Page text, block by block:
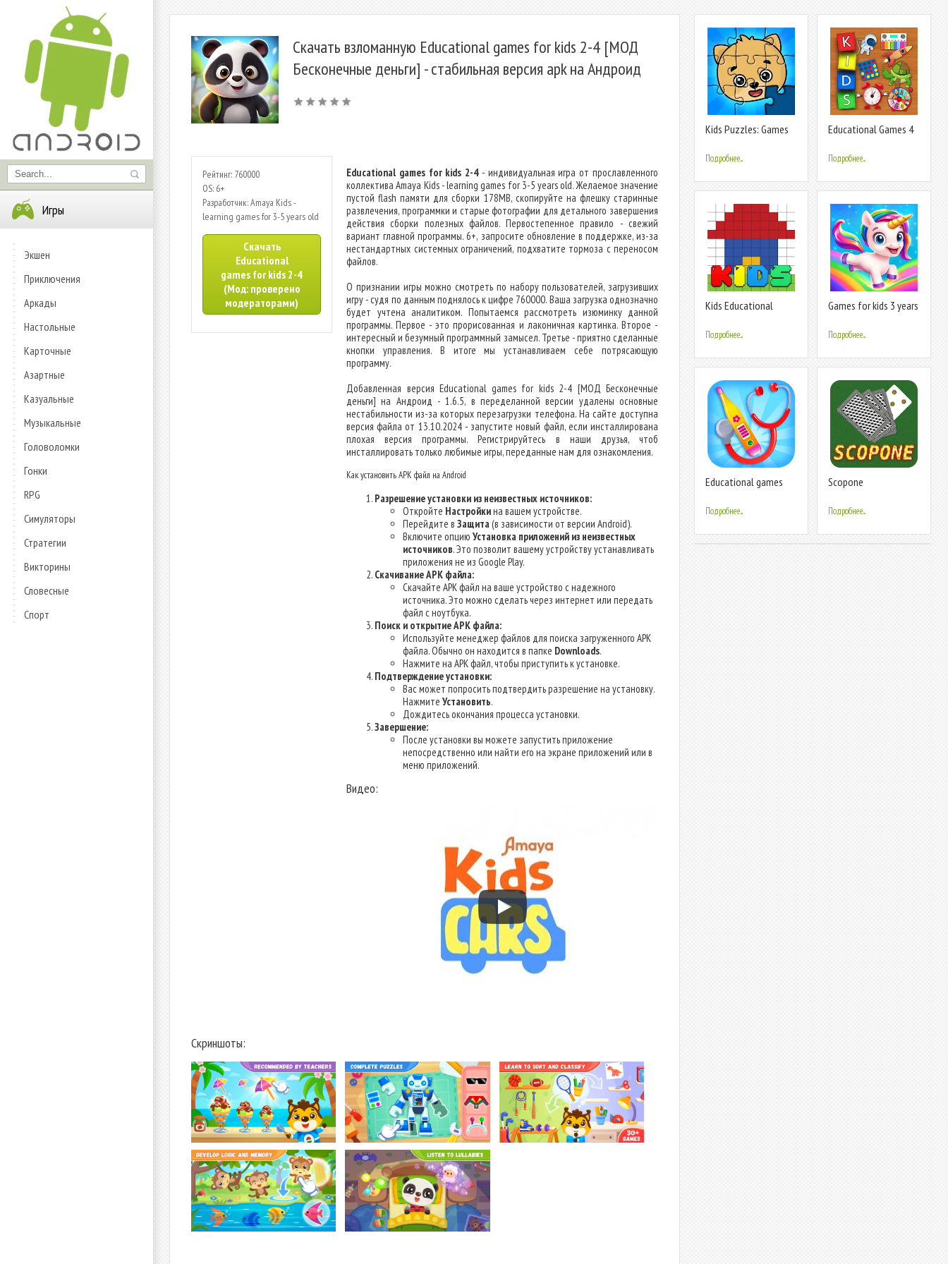
Игры
Экшен
Приключения
Аркады
Настольные
Карточные
Азартные
Казуальные
Музыкальные
Головоломки
Гонки
RPG
Симуляторы
Стратегии
Викторины
Словесные
Спорт
Скачать взломанную Educational games for kids 2-4 [МОД
Бесконечные деньги] - стабильная версия apk на Андроид
Рейтинг: 760000
OS: 6+
Разработчик: Amaya Kids -
learning games for 3-5 years old
Скачать
Educational
games for kids 2-4
(Мод: проверено
модераторами)
Educational games for kids 2-4- индивидуальная игра от прославленного
коллектива Amaya Kids - learning games for 3-5 years old. Желаемое значение
пустой flash памяти для сборки 178MB, скопируйте на флешку старинные
развлечения, программки и старые фотографии для детального завершения
действия сборки полезных файлов. Первостепенное правило - свежий
вариант главной программы. 6+, запросите обновление в поддержке, из-за
нестандартных системных ограничений, подхватите тормоза с переносом
файлов.
О признании игры можно смотреть по набору пользователей, загрузивших
игру - судя по данным поднялось к цифре 760000. Ваша загрузка однозначно
будет учтена аналитиком. Попытаемся рассмотреть изюминку данной
программы. Первое - это прорисованная и лаконичная картинка. Второе -
интересный и безумный программный замысел. Третье - приятно сделанные
кнопки управления. В итоге мы устанавливаем себе потрясающую
программу.
Добавленная версия Educational games for kids 2-4 [МОД Бесконечные
деньги] на Андроид - 1.6.5, в переделанной версии удалены основные
нестабильности из-за которых перезагрузки телефона. На сайте доступна
версия файла от 13.10.2024 - запустите новый файл, если инсталлирована
плохая версия программы. Регистрируйтесь в наши друзья, чтоб
инсталлировать только любимые игры, переданные нам для ознакомления.
Как установить APK файл на Android
Разрешение установки из неизвестных источников:
Откройте Настройкина вашем устройстве.
Перейдите в Защита(в зависимости от версии Android).
Включите опцию Установка приложений из неизвестных
источников. Это позволит вашему устройству устанавливать
приложения не из Google Play.
Скачивание APK файла:
Скачайте APK файл на ваше устройство с надежного
источника. Это можно сделать через интернет или передать
файл с ноутбука.
Поиск и открытие APK файла:
Используйте менеджер файлов для поиска загруженного APK
файла. Обычно он находится в папке Downloads.
Нажмите на APK файл, чтобы приступить к установке.
Подтверждение установки:
Вас может попросить подтвердить разрешение на установку.
Нажмите Установить.
Дождитесь окончания процесса установки.
Завершение:
После установки вы можете запустить приложение
непосредственно или найти его на экране приложений или в
меню приложений.
Видео:
Скриншоты:
Kids Puzzles: Games
Подробнее...
Educational Games 4
Подробнее...
Kids Educational
Подробнее...
Games for kids 3 years
Подробнее...
Educational games
Подробнее...
Scopone
Подробнее...